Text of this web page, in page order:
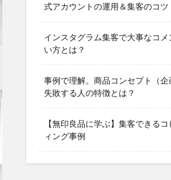
式アカウントの運用＆集客のコツ
インスタグラム集客で大事なコメ
い方とは？
事例で理解。商品コンセプト（
失敗する人の特徴とは？
【無印良品に学ぶ】集客できる
ィング事例